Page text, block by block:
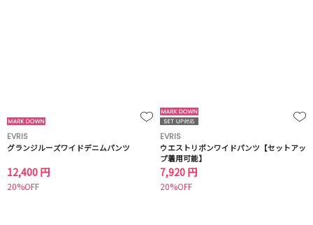
EVRIS
グランジルーズワイドデニムパンツ
12,400 円
20%OFF
EVRIS
ウエストリボンワイドパンツ【セットアッ
プ着用可能】
7,920 円
20%OFF